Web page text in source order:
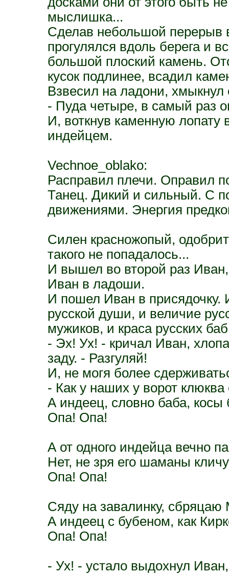
мыслишка...
Сделав небольшой перерыв
прогулялся вдоль берега и
большой плоский камень.
кусок подлинее, всадил
Взвесил на ладони, хмыкнул
- Пуда четыре, в самый раз
И, воткнув каменную лопату
индейцем.
Vechnoe_oblako:
Расправил плечи. Оправил
Танец. Дикий и сильный. С
движениями. Энергия
Силен красножопый,
такого не попадалось...
И вышел во второй раз
Иван в ладоши.
И пошел Иван в присядочку.
русской души, и величие
мужиков, и краса русских
- Эх! Ух! - кричал Иван,
заду. - Разгуляй!
И, не могя более
- Как у наших у ворот клюква
А индеец, словно баба, косы
Опа! Опа!
А от одного индейца вечно
Нет, не зря его шаманы
Опа! Опа!
Сяду на завалинку, сбряцаю
А индеец с бубеном, как
Опа! Опа!
- Ух! - устало выдохнул